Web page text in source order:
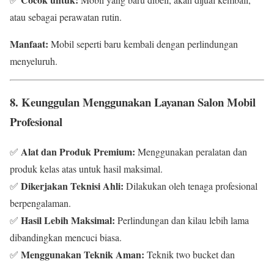
atau sebagai perawatan rutin.
Manfaat: Mobil seperti baru kembali dengan perlindungan
menyeluruh.
8. Keunggulan Menggunakan Layanan Salon Mobil
Profesional
✅ Alat dan Produk Premium: Menggunakan peralatan dan
produk kelas atas untuk hasil maksimal.
✅ Dikerjakan Teknisi Ahli: Dilakukan oleh tenaga profesional
berpengalaman.
✅ Hasil Lebih Maksimal: Perlindungan dan kilau lebih lama
dibandingkan mencuci biasa.
✅ Menggunakan Teknik Aman: Teknik two bucket dan